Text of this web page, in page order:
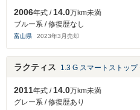
2006年式 /14.0万km未満
ブルー系 / 修復歴なし
富山県 2023年3 月売却
ラクティス 1.3 G スマートストップ
2011年式 /14.0万km未満
グレー系 / 修復歴あり